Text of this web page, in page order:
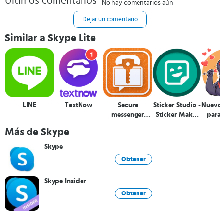
No hay comentarios aún
Dejar un comentario
Similar a Skype Lite
LINE TextNow
Secure
messenger
Sticker Studio -
Sticker Maker
Más de Skype
Skype
Obtener
Skype Insider
Obtener